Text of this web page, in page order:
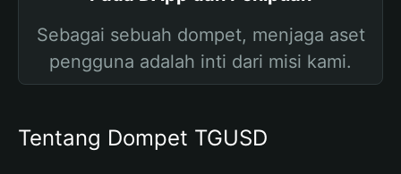
Sebagai sebuah dompet, menjaga aset
pengguna adalah inti dari misi kami.
Tentang Dompet TGUSD